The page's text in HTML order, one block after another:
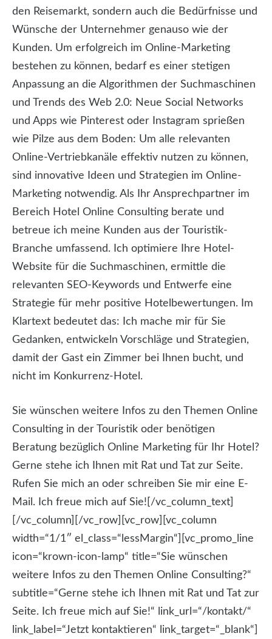
den Reisemarkt, sondern auch die Bedürfnisse und
Wünsche der Unternehmer genauso wie der
Kunden. Um erfolgreich im Online-Marketing
bestehen zu können, bedarf es einer stetigen
Anpassung an die Algorithmen der Suchmaschinen
und Trends des Web 2.0: Neue Social Networks
und Apps wie Pinterest oder Instagram sprießen
wie Pilze aus dem Boden: Um alle relevanten
Online-Vertriebkanäle effektiv nutzen zu können,
sind innovative Ideen und Strategien im Online-
Marketing notwendig. Als Ihr Ansprechpartner im
Bereich Hotel Online Consulting berate und
betreue ich meine Kunden aus der Touristik-
Branche umfassend. Ich optimiere Ihre Hotel-
Website für die Suchmaschinen, ermittle die
relevanten SEO-Keywords und Entwerfe eine
Strategie für mehr positive Hotelbewertungen. Im
Klartext bedeutet das: Ich mache mir für Sie
Gedanken, entwickeln Vorschläge und Strategien,
damit der Gast ein Zimmer bei Ihnen bucht, und
nicht im Konkurrenz-Hotel.
Sie wünschen weitere Infos zu den Themen Online
Consulting in der Touristik oder benötigen
Beratung bezüglich Online Marketing für Ihr Hotel?
Gerne stehe ich Ihnen mit Rat und Tat zur Seite.
Rufen Sie mich an oder schreiben Sie mir eine E-
Mail. Ich freue mich auf Sie![/vc_column_text]
[/vc_column][/vc_row][vc_row][vc_column
width=“1/1″ el_class=“lessMargin“][vc_promo_line
icon=“krown-icon-lamp“ title=“Sie wünschen
weitere Infos zu den Themen Online Consulting?“
subtitle=“Gerne stehe ich Ihnen mit Rat und Tat zur
Seite. Ich freue mich auf Sie!“ link_url=“/kontakt/“
link_label=“Jetzt kontaktieren“ link_target=“_blank“]